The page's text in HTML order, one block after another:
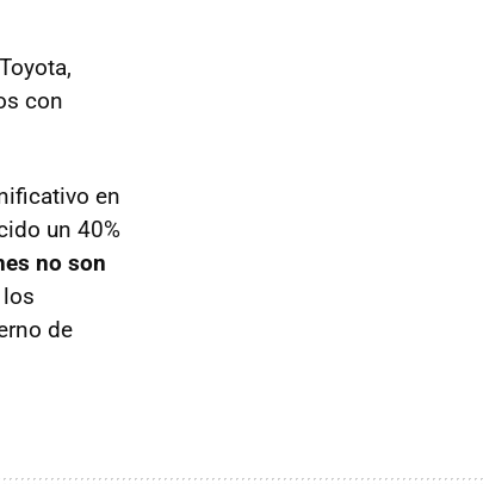
con
en
un 40%
no son
de